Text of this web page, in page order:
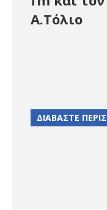
Α.Τόλιο
ΔΙΑΒΑΣΤΕ